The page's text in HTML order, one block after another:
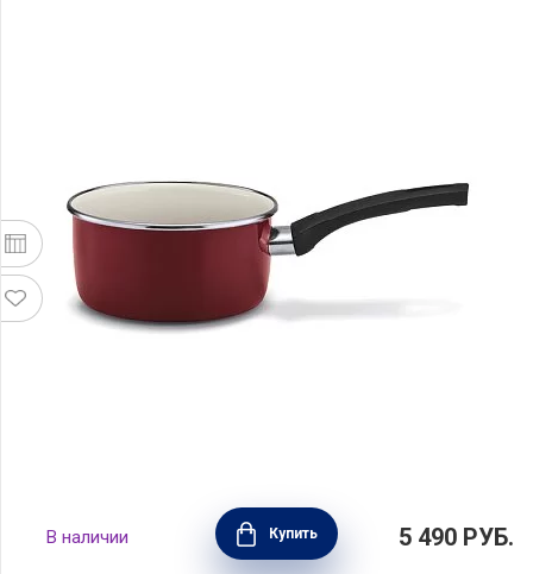
Ковшик Boheme Red 3 л, диаметр 20 см,
углеродистая сталь, цвет красный, BEKA,
Бельгия, 14926204
В наличии Купить 5 490 РУБ.